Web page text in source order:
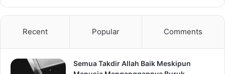
Recent Popular Comments
Semua Takdir Allah Baik Meskipun